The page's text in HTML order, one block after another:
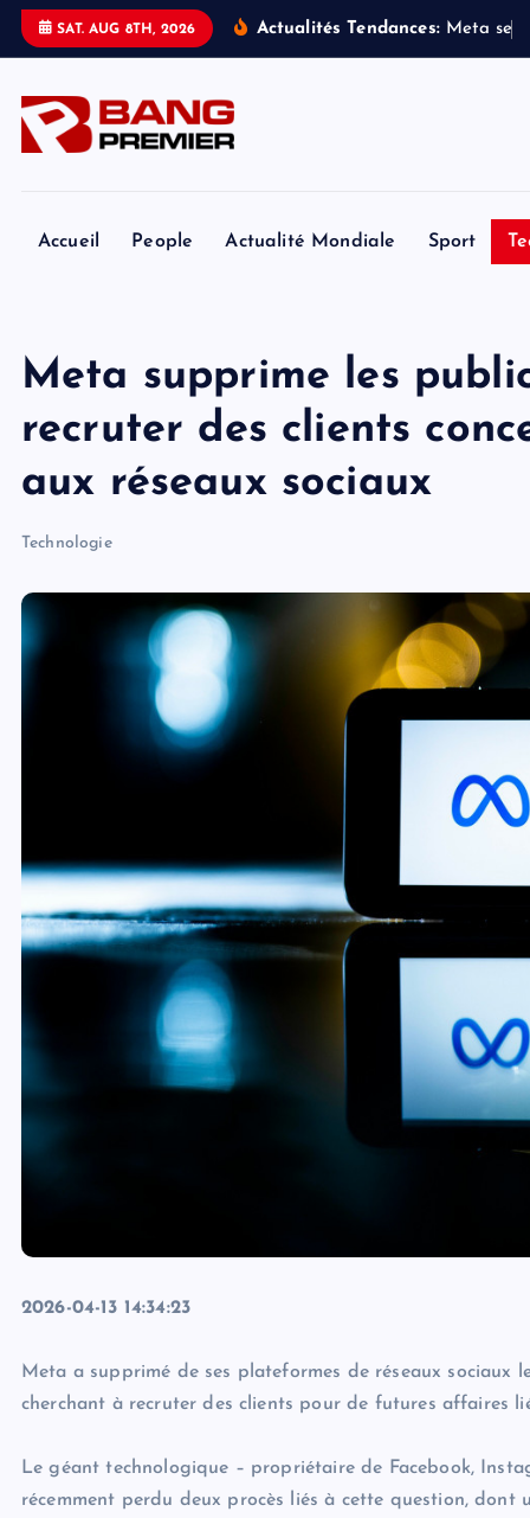
SAT. AUG 8TH, 2026 Actualités Tendances: Meta se
Accueil People Actualité Mondiale Sport
Meta supprime les
recruter des clients
aux réseaux sociaux
Technologie
2026-04-13 14:34:23
Meta a supprimé de ses plateformes de réseaux sociaux
cherchant à recruter des clients pour de futures affaires
Le géant technologique – propriétaire de Facebook,
récemment perdu deux procès liés à cette question,